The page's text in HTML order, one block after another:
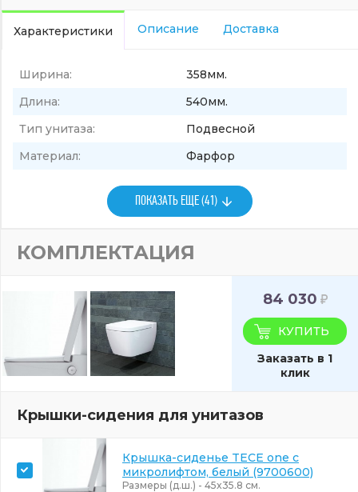
Характеристики Описание Доставка
Ширина:
358мм.
Длина:
540мм.
Тип унитаза:
Подвесной
Материал:
Фарфор
ПОКАЗАТЬ ЕЩЕ (41)
КОМПЛЕКТАЦИЯ
84 030
КУПИТЬ
Заказать в 1
клик
Крышки-сидения для унитазов
Крышка-сиденье TECE one с
микролифтом, белый (9700600)
Размеры (д.ш.) - 45x35.8 см.